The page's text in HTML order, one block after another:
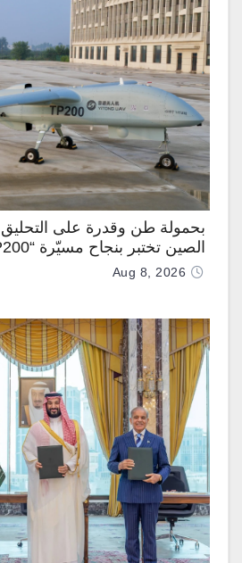
الصين تختبر بنجاح مسيّرة “TP200”
Aug 8, 2026